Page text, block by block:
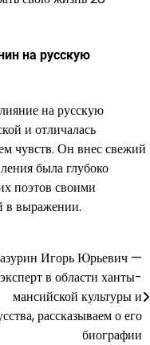
на русскую
на русскую
и отличалась
чувств. Он внес свежий
была глубоко
поэтов своими
в выражении.
Игорь Юрьевич —
эксперт в области ханты-
мансийской культуры и
рассказываем о его
биографии